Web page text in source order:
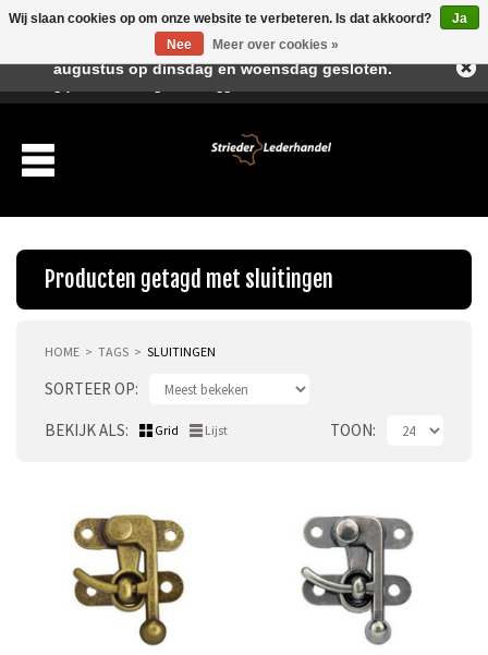
Producten getagd met sluitingen
HOME TAGS SLUITINGEN
SORTEER OP
BEKIJK ALS
Grid Lijst TOON
Wij slaan cookies op om onze website te verbeteren. Is dat akkoord?
Ja
Nee
Meer over cookies »
Beste klant, I.v.m. de vakantieperiode zijn wij in juli en
augustus op dinsdag en woensdag gesloten.